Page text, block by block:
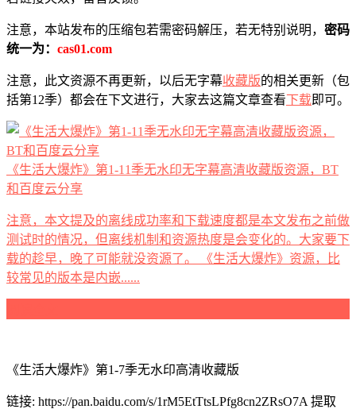
注意，本站发布的压缩包若需密码解压，若无特别说明， 密码
统一为： cas01.com
注意，此文资源不再更新，以后无字幕收藏版的相关更新（包
括第12季）都会在下文进行，大家去这篇文章查看下载即可。
《生活大爆炸》第1-11季无水印无字幕高清收藏版资源，BT
和百度云分享
注意，本文提及的离线成功率和下载速度都是本文发布之前做
测试时的情况，但离线机制和资源热度是会变化的。大家要下
载的趁早，晚了可能就没资源了。 《生活大爆炸》资源，比
较常见的版本是内嵌......
《生活大爆炸》第1-7季无水印高清收藏版
链接: https://pan.baidu.com/s/1rM5EtTtsLPfg8cn2ZRsO7A 提取